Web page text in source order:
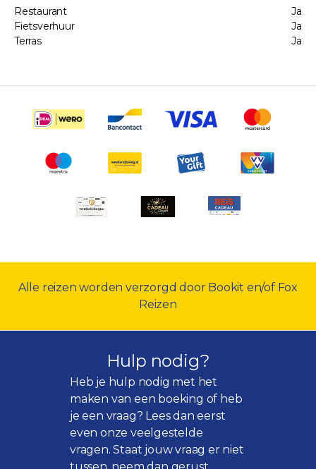
Restaurant
Ja
Fietsverhuur
Ja
Terras
Ja
Alle reizen worden verzorgd door Bookit en/of Fox
Reizen
Hulp nodig?
Heb je hulp nodig met het
maken van een boeking of heb
je een vraag? Lees dan eerst
even onzeveelgestelde
vragen. Staat jouw vraag er niet